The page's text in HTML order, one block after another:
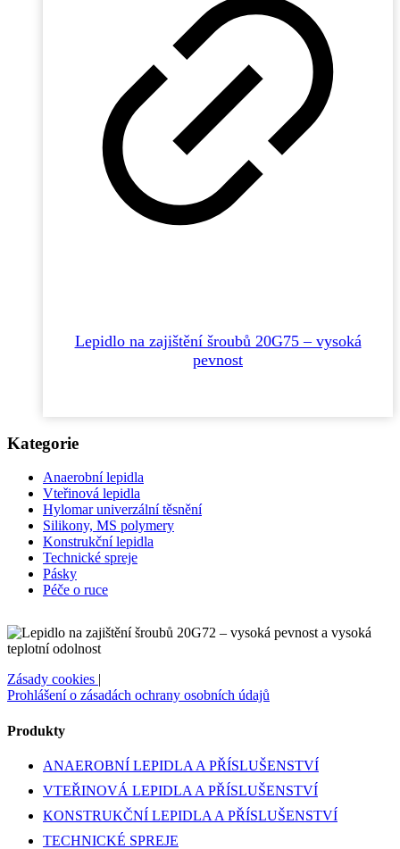
Lepidlo na zajištění šroubů 20G75 – vysoká
pevnost
Kategorie
Anaerobní lepidla
Vteřinová lepidla
Hylomar univerzální těsnění
Silikony, MS polymery
Konstrukční lepidla
Technické spreje
Pásky
Péče o ruce
Zásady cookies |
Prohlášení o zásadách ochrany osobních údajů
Produkty
ANAEROBNÍ LEPIDLA A PŘÍSLUŠENSTVÍ
VTEŘINOVÁ LEPIDLA A PŘÍSLUŠENSTVÍ
KONSTRUKČNÍ LEPIDLA A PŘÍSLUŠENSTVÍ
TECHNICKÉ SPREJE